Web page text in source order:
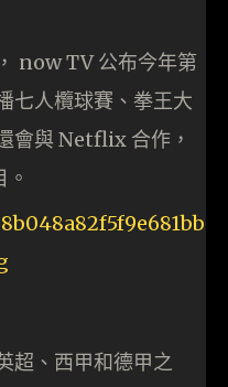
now TV 公布今年第
七人欖球賽、拳王大
會與 Netflix 合作，
超、西甲和德甲之